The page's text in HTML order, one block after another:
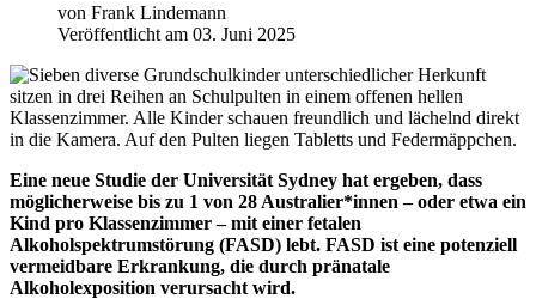
von Frank Lindemann
Veröffentlicht am 03. Juni 2025
Eine neue Studie der Universität Sydney hat ergeben, dass
möglicherweise bis zu 1 von 28 Australier*innen – oder etwa ein
Kind pro Klassenzimmer – mit einer fetalen
Alkoholspektrumstörung (FASD) lebt. FASD ist eine potenziell
vermeidbare Erkrankung, die durch pränatale
Alkoholexposition verursacht wird.